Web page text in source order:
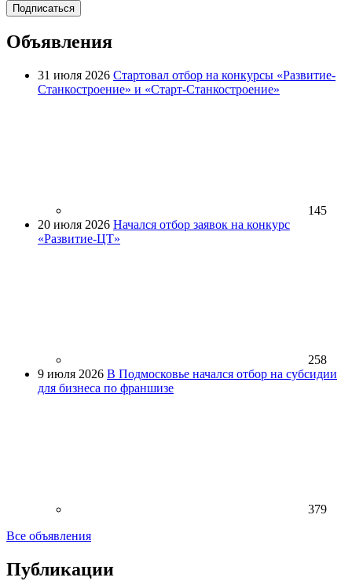
Подписаться
Объявления
31 июля 2026 Стартовал отбор на конкурсы «Развитие-
Станкостроение» и «Старт-Станкостроение»
145
20 июля 2026 Начался отбор заявок на конкурс
«Развитие-ЦТ»
258
9 июля 2026 В Подмосковье начался отбор на субсидии
для бизнеса по франшизе
379
Все объявления
Публикации